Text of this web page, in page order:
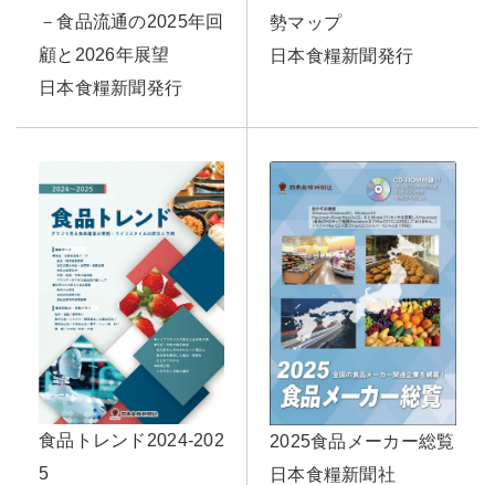
－食品流通の2025年回
顧と2026年展望
日本食糧新聞発行
勢マップ
日本食糧新聞発行
食品トレンド2024-202
5
2025食品メーカー総覧
日本食糧新聞社